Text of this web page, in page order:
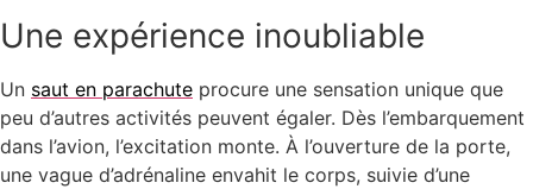
Une expérience inoubliable
Un saut en parachute procure une sensation unique que
peu d’autres activités peuvent égaler. Dès l’embarquement
dans l’avion, l’excitation monte. À l’ouverture de la porte,
une vague d’adrénaline envahit le corps, suivie d’une